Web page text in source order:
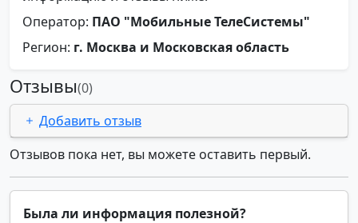
Оператор: ПАО "Мобильные ТелеСистемы"
Регион: г. Москва и Московская область
Отзывы(0)
Добавить отзыв
Отзывов пока нет, вы можете оставить первый.
Была ли информация полезной?